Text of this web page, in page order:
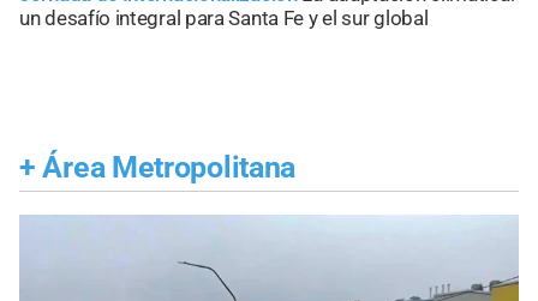
un desafío integral para Santa Fe y el sur global
+ Área Metropolitana